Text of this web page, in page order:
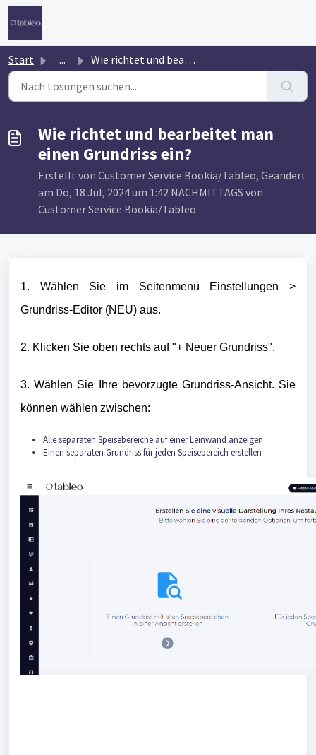
Zum hauptsächlichen Inhalt gehen
Start ... Wie richtet und bearbeitet man einen Grundriss ein?
Wie richtet und bearbeitet man
einen Grundriss ein?
Erstellt von Customer Service Bookia/Tableo, Geändert
am Do, 18 Jul, 2024 um 1:42 NACHMITTAGS von
Customer Service Bookia/Tableo
1. Wählen Sie im Seitenmenü Einstellungen >
Grundriss-Editor (NEU) aus.
2. Klicken Sie oben rechts auf "+ Neuer Grundriss".
3. Wählen Sie Ihre bevorzugte Grundriss-Ansicht. Sie
können wählen zwischen:
Alle separaten Speisebereiche auf einer Leinwand anzeigen
Einen separaten Grundriss für jeden Speisebereich erstellen